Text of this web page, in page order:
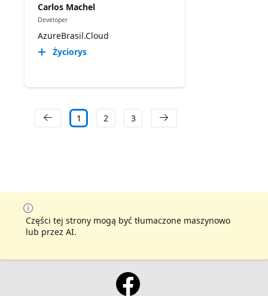
Carlos Machel
Developer
AzureBrasil.Cloud
Życiorys
1 2 3
Części tej strony mogą być tłumaczone maszynowo
lub przez AI.